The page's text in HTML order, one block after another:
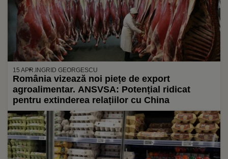
15 APR. INGRID GEORGESCU
România vizează noi piețe de export
agroalimentar. ANSVSA: Potențial ridicat
pentru extinderea relațiilor cu China